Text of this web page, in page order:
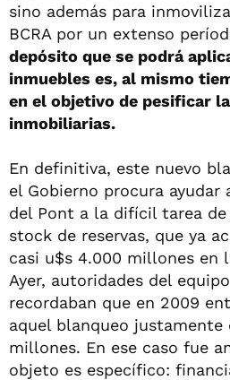
sino además para
BCRA por un extenso
depósito que se podrá
inmuebles es, al mismo
en el objetivo de pesificar
inmobiliarias.
En definitiva, este nuevo
el Gobierno procura ayudar
del Pont a la difícil tarea
stock de reservas, que ya
casi u$s 4.000 millones en
Ayer, autoridades del
recordaban que en 2009
aquel blanqueo justamente
millones. En ese caso fue
objeto es específico: